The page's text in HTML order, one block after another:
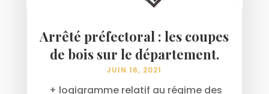
Arrêté préfectoral : les coupes
de bois sur le département.
JUIN 16, 2021
+ logigramme relatif au régime des